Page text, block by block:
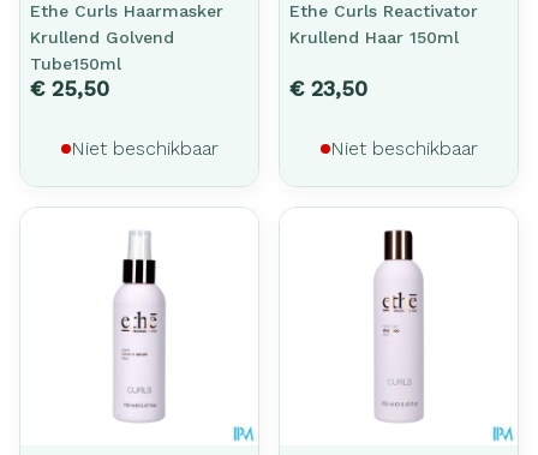
Ethe Curls Haarmasker
Krullend Golvend
Tube150ml
€ 25,50
Niet beschikbaar
Ethe Curls Reactivator
Krullend Haar 150ml
€ 23,50
Niet beschikbaar